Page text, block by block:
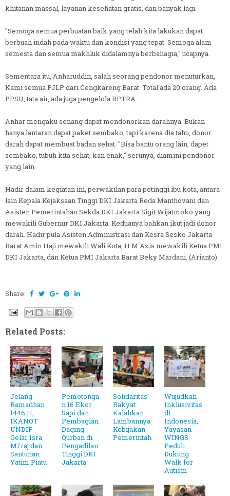
khitanan massal, layanan kesehatan gratis, dan banyak lagi.
"Semoga semua perbuatan baik yang telah kita lakukan dapat
berbuah indah pada waktu dan kondisi yang tepat. Semoga alam
semesta dan semua makhluk didalamnya berbahagia," ucapnya.
Sementara itu, Anharuddin, salah seorang pendonor menuturkan,
Kami semua PJLP dari Cengkareng Barat. Total ada 20 orang. Ada
PPSU, tata air, ada juga pengelola RPTRA.
Anhar mengaku senang dapat mendonorkan darahnya. Bukan
hanya lantaran dapat paket sembako, tapi karena dia tahu, donor
darah dapat membuat badan sehat. "Bisa bantu orang lain, dapet
sembako, tubuh kita sehat, kan enak," serunya, diamini pendonor
yang lain.
Hadir dalam kegiatan ini, perwakilan para petinggi ibu kota, antara
lain Kepala Kejaksaan Tinggi DKI Jakarta Reda Manthovani dan
Asisten Pemerintahan Sekda DKI Jakarta Sigit Wijatmoko yang
mewakili Gubernur DKI Jakarta. Keduanya bahkan ikut jadi donor
darah. Hadir pula Asisten Administrasi dan Kesra Sesko Jakarta
Barat Amin Haji mewakili Wali Kota, H.M Azis mewakili Ketua PMI
DKI Jakarta, dan Ketua PMI Jakarta Barat Beky Mardani. (Arianto)
Share:
Related Posts:
Jelang
Ramadhan
1446 H,
IKANOT
UNDIP
Gelar Isra
Mi'raj dan
Santunan
Yatim Piatu
Pemotonga
n 16 Ekor
Sapi dan
Pembagian
Daging
Qurban di
Pengadilan
Tinggi DKI
Jakarta
Solidaritas
Rakyat
Kalahkan
Lambannya
Kebijakan
Pemerintah
Wujudkan
Inklusivitas
di
Indonesia,
Yayasan
WINGS
Peduli
Dukung
Walk for
Autism